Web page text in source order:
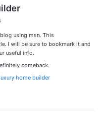
using msn. This
I will be sure to bookmark it and
useful info.
comeback.
home builder